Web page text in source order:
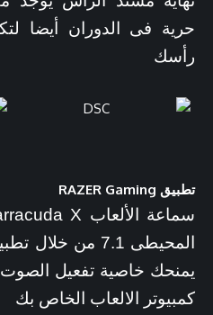
حرية فى الدوران أيضا
رأسك
تطبيق RAZER Gaming
كمبيوتر الالعاب الخاص بك